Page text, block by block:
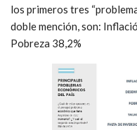
los primeros tres
doble mención, son:
Pobreza 38,2%